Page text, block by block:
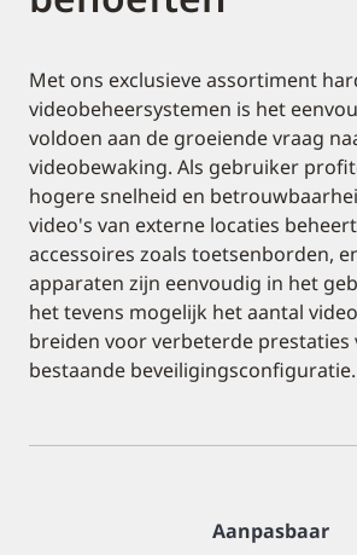
Met ons exclusieve assortiment
videobeheersystemen is het
voldoen aan de groeiende vraag
videobewaking. Als gebruiker
hogere snelheid en
video's van externe locaties
accessoires zoals toetsenborden,
apparaten zijn eenvoudig in het
het tevens mogelijk het aantal
breiden voor verbeterde prestaties
bestaande beveiligingsconfiguratie.
Aanpasbaar